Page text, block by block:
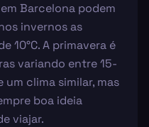
Barcelona podem
invernos as
10°C. A primavera é
variando entre 15-
um clima similar, mas
boa ideia
viajar.